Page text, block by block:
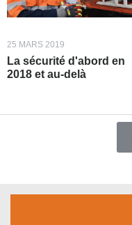
25 MARS 2019
La sécurité d'abord en
2018 et au-delà